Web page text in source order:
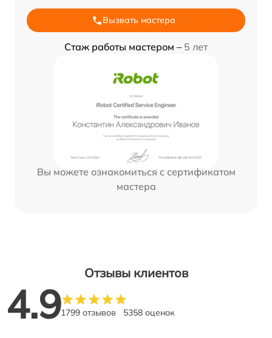
Вызвать мастера
Стаж работы мастером – 5 лет
Вы можете ознакомиться с сертификатом
мастера
Отзывы клиентов
4.91799 отзывов 5358 оценок